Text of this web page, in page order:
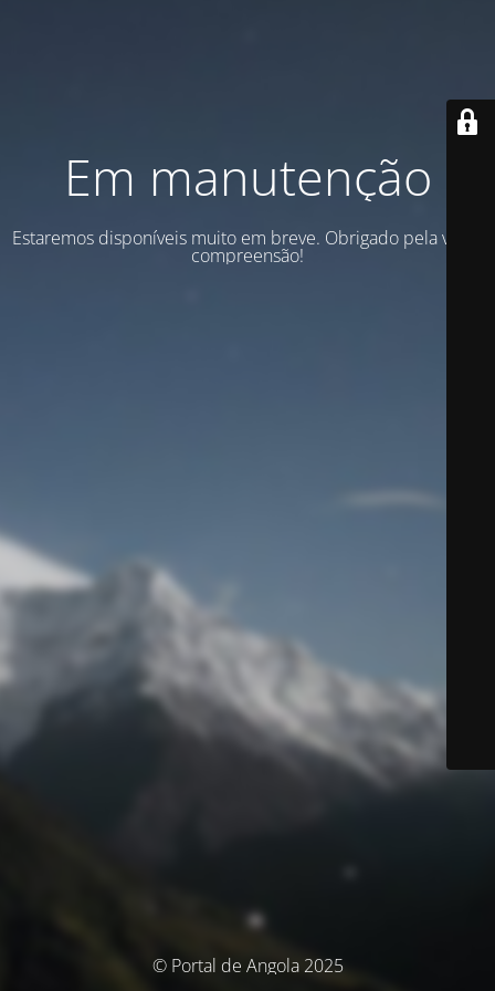
Em manutenção
Estaremos disponíveis muito em breve. Obrigado pela vossa
compreensão!
© Portal de Angola 2025